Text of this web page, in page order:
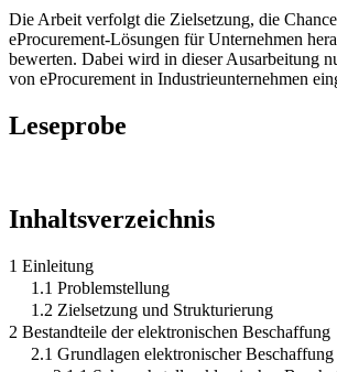
Die Arbeit verfolgt die Zielsetzung, die
eProcurement-Lösungen für Unternehmen
bewerten. Dabei wird in dieser Ausarbeitung
von eProcurement in Industrieunternehmen
Leseprobe
Inhaltsverzeichnis
1 Einleitung
1.1 Problemstellung
1.2 Zielsetzung und Strukturierung
2 Bestandteile der elektronischen Beschaffung
2.1 Grundlagen elektronischer Beschaffung